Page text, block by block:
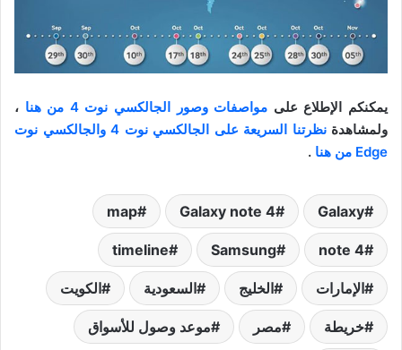
يمكنكم الإطلاع على مواصفات وصور الجالكسي نوت 4 من هنا
،
ولمشاهدة
نظرتنا السريعة على الجالكسي نوت 4 والجالكسي نوت
Edge من هنا
.
Galaxy
Galaxy note 4
map
note 4
Samsung
timeline
الإمارات الخليج السعودية الكويت
خريطة مصر موعد وصول للأسواق